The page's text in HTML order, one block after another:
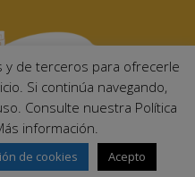
Mayor de Andalucía, 1 C.P:
Río (Córdoba)
| Fax: 957 64 47 39
y de terceros para ofrecerle
Si continúa navegando,
Consulte nuestra Política
información.
de cookies Acepto